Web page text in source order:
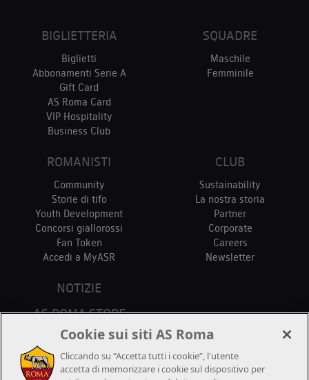
BIGLIETTERIA
Biglietti
Abbonamenti Serie A
Gift Card
AS Roma Card
VIP Hospitality
Business Club
SQUADRE
Maschile
Femminile
ROMANISTI
Community
Storie di tifo
Youth Development
Concorsi giallorossi
Fan Token
Accedi a MyASR
CLUB
Sustainability
La nostra storia
Partner
Corporate
Careers
Newsletter
NOTIZIE
AS ROMA STORE
PUNTI VENDITA
STADIO
CONTATTACI
Cookie sui siti AS Roma
Cliccando su “Accetta tutti i cookie”, l'utente
accetta di memorizzare i cookie sul dispositivo per